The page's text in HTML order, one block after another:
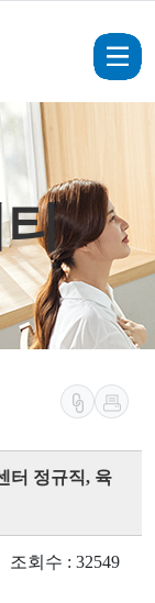
터 정규직, 육
조회수 : 32549